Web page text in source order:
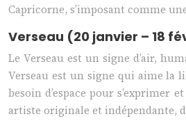
Capricorne, s’imposant comme
Verseau (20 janvier – 18
Le Verseau est un signe d’air,
Verseau est un signe qui aime la
besoin d’espace pour s’exprimer
artiste originale et indépendante,